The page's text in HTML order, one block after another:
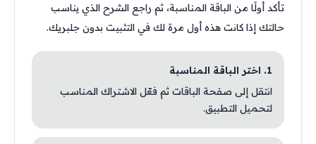
تأكد أولًا من الباقة المناسبة، ثم راجع الشرح الذي يناسب
حالتك إذا كانت هذه أول مرة لك في التثبيت بدون جلبريك.
1. اختر الباقة المناسبة
انتقل إلى صفحة الباقات ثم فعّل الاشتراك المناسب
لتحميل التطبيق.